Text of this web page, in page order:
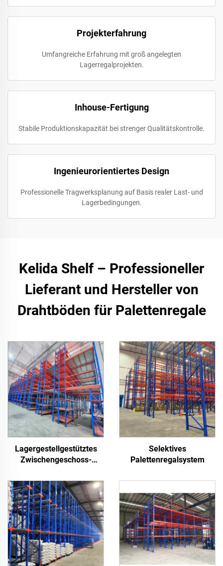
Projekterfahrung
Umfangreiche Erfahrung mit groß angelegten
Lagerregalprojekten.
Inhouse-Fertigung
Stabile Produktionskapazität bei strenger Qualitätskontrolle.
Ingenieurorientiertes Design
Professionelle Tragwerksplanung auf Basis realer Last- und
Lagerbedingungen.
Kelida Shelf – Professioneller
Lieferant und Hersteller von
Drahtböden für Palettenregale
Lagergestellgestütztes
Zwischengeschoss-
Selektives
Palettenregalsystem